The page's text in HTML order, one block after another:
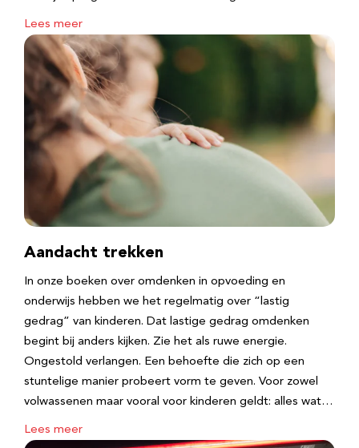
Lees meer
Aandacht trekken
In onze boeken over omdenken in opvoeding en
onderwijs hebben we het regelmatig over “lastig
gedrag” van kinderen. Dat lastige gedrag omdenken
begint bij anders kijken. Zie het als ruwe energie.
Ongestold verlangen. Een behoefte die zich op een
stuntelige manier probeert vorm te geven. Voor zowel
volwassenen maar vooral voor kinderen geldt: alles wat…
Lees meer